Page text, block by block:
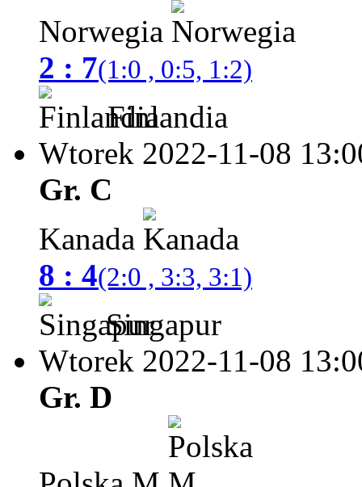
Norwegia
2 : 7(1:0 , 0:5, 1:2)
Finlandia
Wtorek 2022-11-08
Gr. C
Kanada
8 : 4(2:0 , 3:3, 3:1)
Singapur
Wtorek 2022-11-08
Gr. D